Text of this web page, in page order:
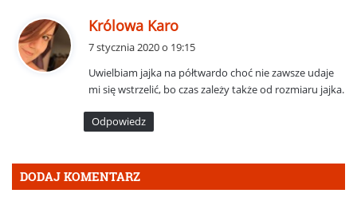
Królowa Karo
z
e
7 stycznia 2020 o 19:15
Uwielbiam jajka na półtwardo choć nie zawsze udaje
mi się wstrzelić, bo czas zależy także od rozmiaru jajka.
Odpowiedz
DODAJ KOMENTARZ